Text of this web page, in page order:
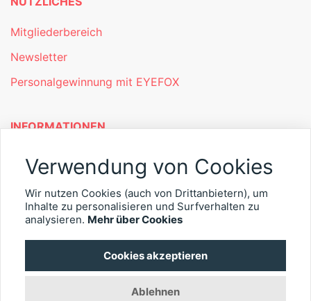
Mitgliederbereich
Newsletter
Personalgewinnung mit EYEFOX
INFORMATIONEN
Was ist EYEFOX – Ihre Möglichkeiten
Kontakt
© 2026 EYEFOX UG (haftungsbeschränkt)
Verwendung von Cookies
Wir nutzen Cookies (auch von Drittanbietern), um
Inhalte zu personalisieren und Surfverhalten zu
analysieren. Mehr über Cookies
Cookies akzeptieren
Ablehnen